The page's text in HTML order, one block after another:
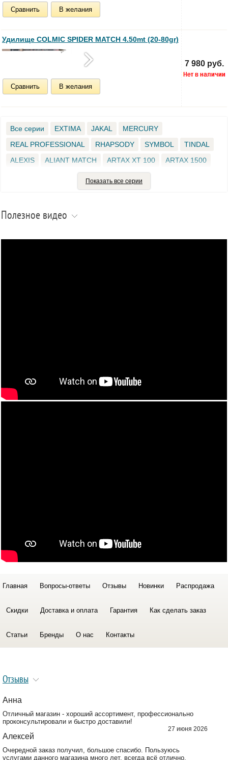
Сравнить В желания
Удилище COLMIC SPIDER MATCH 4.50mt (20-80gr)
Сравнить В желания
7 980 руб.
Все серии EXTIMA JAKAL
MERCURY
REAL PROFESSIONAL
RHAPSODY SYMBOL
TINDAL
ALEXIS
ALIANT MATCH ARTAX ХT 100
ARTAX 1500
DEXTER MATCH
EMBLEMA
NITRUS
POLAR MATCH PRO ENERGY
RACE 20
Показать все серии
Полезное видео
Главная Вопросы-ответы Отзывы Новинки Распродажа
Скидки Доставка и оплата Гарантия Как сделать заказ
Статьи Бренды О нас Контакты
Отзывы
Анна
Отличный магазин - хороший ассортимент, профессионально
проконсультировали и быстро доставили!
27 июня 2026
Алексей
Очередной заказ получил, большое спасибо. Пользуюсь
услугами данного магазина много лет, всегда всё отлично.